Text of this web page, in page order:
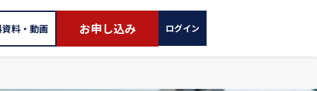
料・動画 お申し込み ログイン